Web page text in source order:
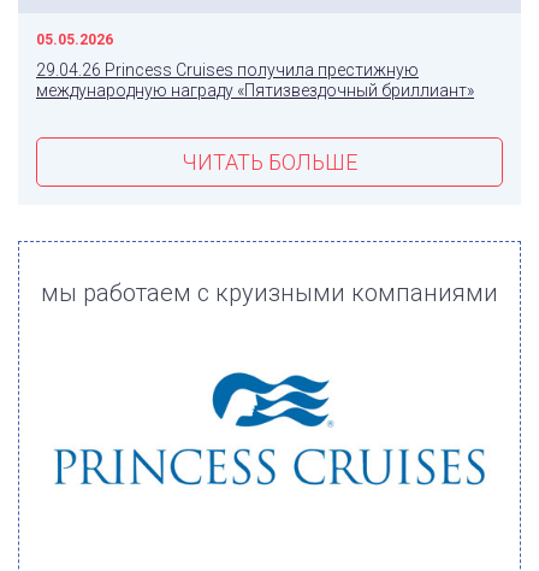
05.05.2026
29.04.26 Princess Cruises получила престижную
международную награду «Пятизвездочный бриллиант»
ЧИТАТЬ БОЛЬШЕ
мы работаем с круизными компаниями